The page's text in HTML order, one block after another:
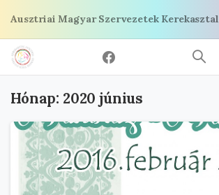
tartalomra
Ausztriai Magyar Szervezetek
Hónap: 2020 június